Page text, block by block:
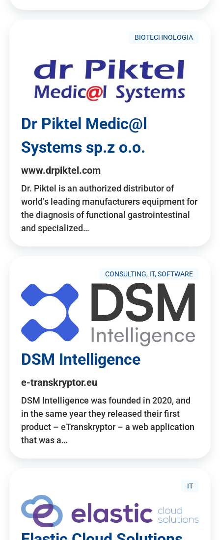
BIOTECHNOLOGIA
Dr Piktel Medic@l
Systems sp.z o.o.
www.drpiktel.com
Dr. Piktel is an authorized distributor of
world’s leading manufacturers equipment for
the diagnosis of functional gastrointestinal
and specialized…
CONSULTING, IT, SOFTWARE
DSM Intelligence
e-transkryptor.eu
DSM Intelligence was founded in 2020, and
in the same year they released their first
product – eTranskryptor – a web application
that was a…
IT